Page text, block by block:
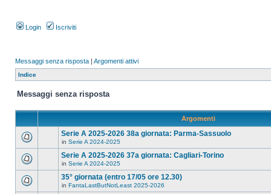
Login Iscriviti
Messaggi senza risposta | Argomenti attivi
Indice
Messaggi senza risposta
Argomenti
Serie A 2025-2026 38a giornata: Parma-Sassuolo
in Serie A 2024-2025
Serie A 2025-2026 37a giornata: Cagliari-Torino
in Serie A 2024-2025
35° giornata (entro 17/05 ore 12.30)
in FantaLastButNotLeast 2025-2026